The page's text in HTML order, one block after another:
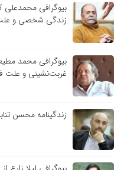
بیوگرافی محمدعلی
زندگی شخصی و
بیوگرافی محمد
غربت‌نشینی و علت
زندگینامه محسن